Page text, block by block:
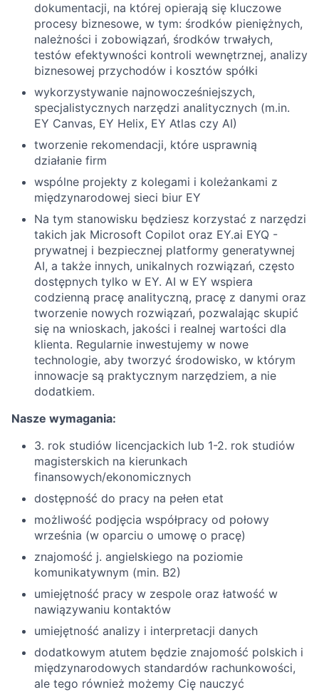
dokumentacji, na której opierają się kluczowe
procesy biznesowe, w tym: środków pieniężnych,
należności i zobowiązań, środków trwałych,
testów efektywności kontroli wewnętrznej, analizy
biznesowej przychodów i kosztów spółki
wykorzystywanie najnowocześniejszych,
specjalistycznych narzędzi analitycznych (m.in.
EY Canvas, EY Helix, EY Atlas czy AI)
tworzenie rekomendacji, które usprawnią
działanie firm
wspólne projekty z kolegami i koleżankami z
międzynarodowej sieci biur EY
Na tym stanowisku będziesz korzystać z narzędzi
takich jak Microsoft Copilot oraz EY.ai EYQ -
prywatnej i bezpiecznej platformy generatywnej
AI, a także innych, unikalnych rozwiązań, często
dostępnych tylko w EY. AI w EY wspiera
codzienną pracę analityczną, pracę z danymi oraz
tworzenie nowych rozwiązań, pozwalając skupić
się na wnioskach, jakości i realnej wartości dla
klienta. Regularnie inwestujemy w nowe
technologie, aby tworzyć środowisko, w którym
innowacje są praktycznym narzędziem, a nie
dodatkiem.
Nasze wymagania:
3. rok studiów licencjackich lub 1-2. rok studiów
magisterskich na kierunkach
finansowych/ekonomicznych
dostępność do pracy na pełen etat
możliwość podjęcia współpracy od połowy
września (w oparciu o umowę o pracę)
znajomość j. angielskiego na poziomie
komunikatywnym (min. B2)
umiejętność pracy w zespole oraz łatwość w
nawiązywaniu kontaktów
umiejętność analizy i interpretacji danych
dodatkowym atutem będzie znajomość polskich i
międzynarodowych standardów rachunkowości,
ale tego również możemy Cię nauczyć